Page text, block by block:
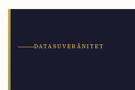
DATASUVERÄNITET